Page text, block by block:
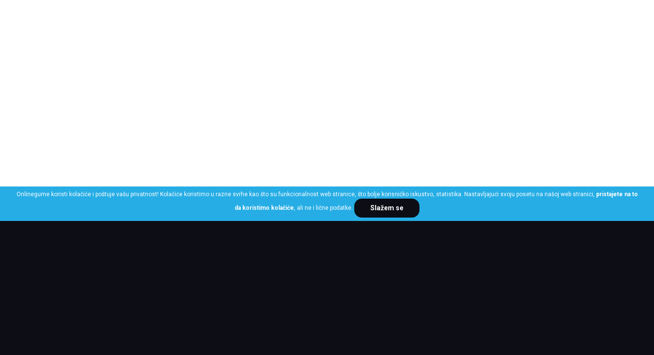
Onlinegume koristi kolačiće i poštuje vašu privatnost! Kolačiće koristimo u razne svrhe kao što su funkcionalnost web stranice, što bolje korisničko iskustvo, statistika. Nastavljajući svoju posetu na našoj web stranici, pristajete na to
da koristimo kolačiće , ali ne i lične podatke. Slažem se